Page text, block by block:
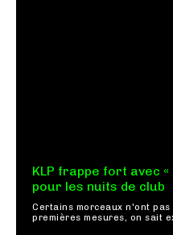
KLP frappe fort avec «
pour les nuits de club
Certains morceaux n'ont
premières mesures, on sait